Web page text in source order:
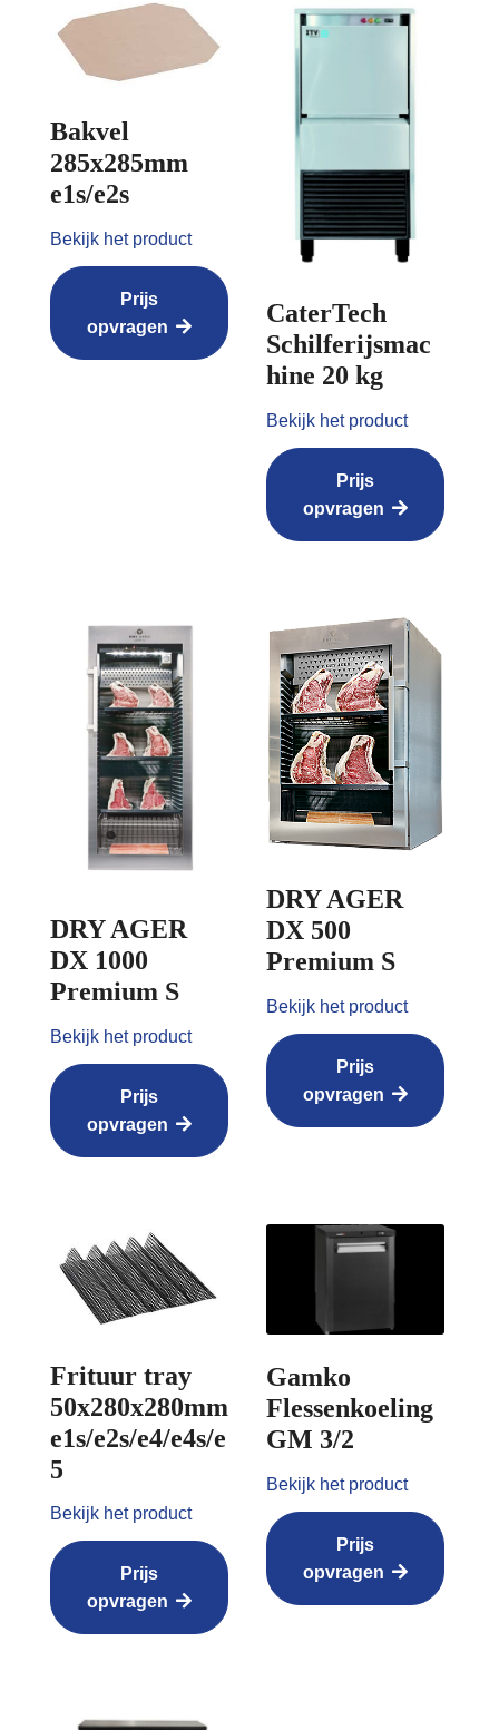
Bakvel
285x285mm
e1s/e2s
Bekijk het product
Prijs
opvragen
CaterTech
Schilferijsmac
hine 20 kg
Bekijk het product
Prijs
opvragen
DRY AGER
DX 1000
Premium S
Bekijk het product
Prijs
opvragen
DRY AGER
DX 500
Premium S
Bekijk het product
Prijs
opvragen
Frituur tray
50x280x280mm
e1s/e2s/e4/e4s/e
5
Bekijk het product
Prijs
opvragen
Gamko
Flessenkoeling
GM 3/2
Bekijk het product
Prijs
opvragen